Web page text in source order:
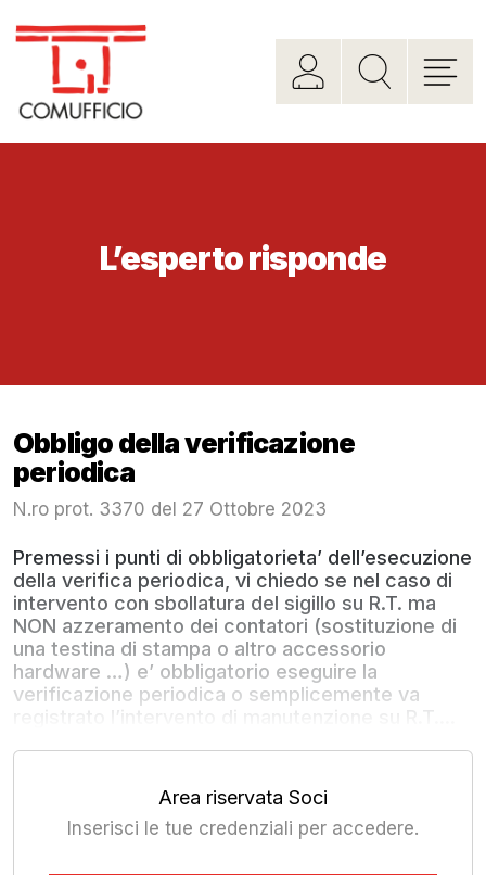
L’esperto risponde
Obbligo della verificazione
periodica
N.ro prot. 3370 del 27 Ottobre 2023
Premessi i punti di obbligatorieta’ dell’esecuzione
della verifica periodica, vi chiedo se nel caso di
intervento con sbollatura del sigillo su R.T. ma
NON azzeramento dei contatori (sostituzione di
una testina di stampa o altro accessorio
hardware …) e’ obbligatorio eseguire la
verificazione periodica o semplicemente va
Area riservata Soci
Inserisci le tue credenziali per accedere.